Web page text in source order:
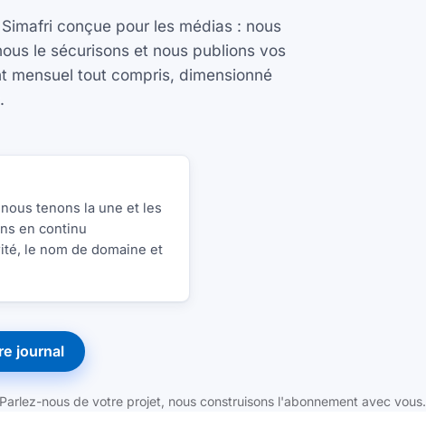
conçue pour les médias : nous
le sécurisons et nous publions vos
mensuel tout compris, dimensionné
tenons la une et les
en continu
le nom de domaine et
journal
nous de votre projet, nous construisons l'abonnement avec vous.